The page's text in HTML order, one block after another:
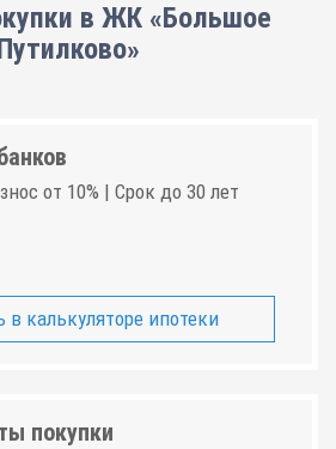
в ЖК «Большое
от 10% | Срок до 30 лет
в калькуляторе ипотеки
покупки